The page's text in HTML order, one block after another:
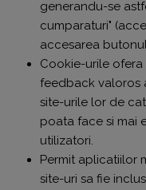
generandu-se
cumparaturi"
accesarea
Cookie-urile
feedback valoros
site-urile lor de
poata face si mai
utilizatori.
Permit aplicatiilor
site-uri sa fie